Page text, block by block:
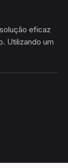
eficaz
Utilizando um